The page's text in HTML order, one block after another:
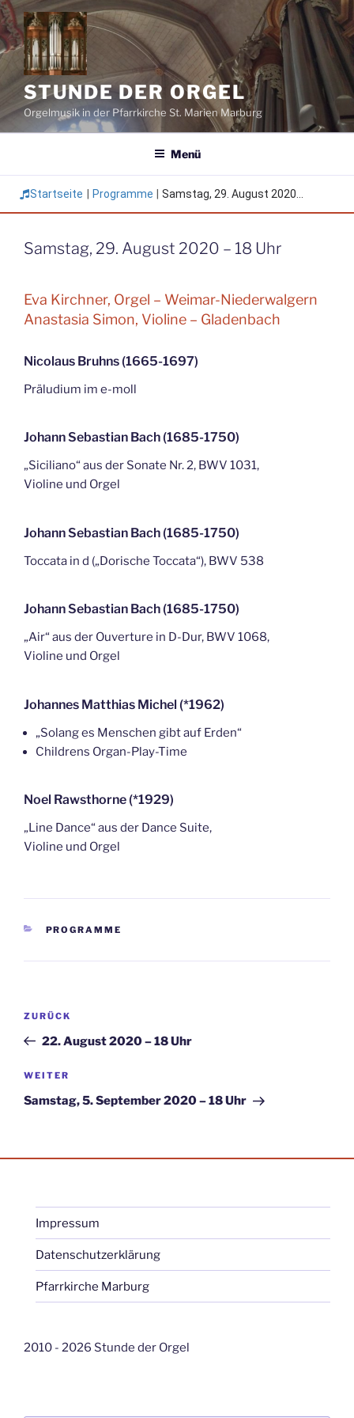
Zum
Inhalt
springen
STUNDE DER ORGEL
Orgelmusik in der Pfarrkirche St. Marien Marburg
Menü
Startseite Programme Samstag, 29. August 2020...
Samstag, 29. August 2020 – 18 Uhr
Eva Kirchner, Orgel – Weimar-Niederwalgern
Anastasia Simon, Violine – Gladenbach
Nicolaus Bruhns (1665-1697)
Präludium im e-moll
Johann Sebastian Bach (1685-1750)
„Siciliano“ aus der Sonate Nr. 2, BWV 1031,
Violine und Orgel
Johann Sebastian Bach (1685-1750)
Toccata in d („Dorische Toccata“), BWV 538
Johann Sebastian Bach (1685-1750)
„Air“ aus der Ouverture in D-Dur, BWV 1068,
Violine und Orgel
Johannes Matthias Michel (*1962)
„Solang es Menschen gibt auf Erden“
Childrens Organ-Play-Time
Noel Rawsthorne (*1929)
„Line Dance“ aus der Dance Suite,
Violine und Orgel
KATEGORIEN
PROGRAMME
Beitragsnavigation
Vorheriger
Beitrag
ZURÜCK
22. August 2020 – 18 Uhr
Nächster
Beitrag
WEITER
Samstag, 5. September 2020 – 18 Uhr
Impressum
Datenschutzerklärung
Pfarrkirche Marburg
2010 - 2026 Stunde der Orgel